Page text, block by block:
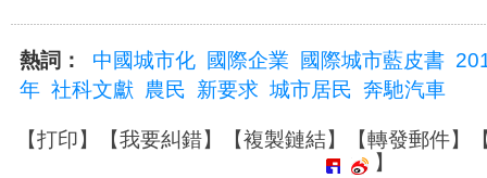
熱詞： 中國城市化 國際企業 國際城市藍皮書
年 社科文獻 農民 新要求 城市居民 奔馳汽車
【打印】【我要糾錯】【複製鏈結】【轉發郵件】
】